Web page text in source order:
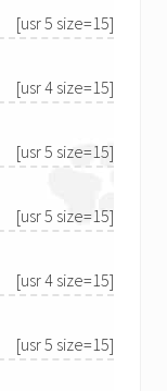
[usr 5 size=15]
[usr 4 size=15]
[usr 5 size=15]
[usr 5 size=15]
[usr 4 size=15]
[usr 5 size=15]